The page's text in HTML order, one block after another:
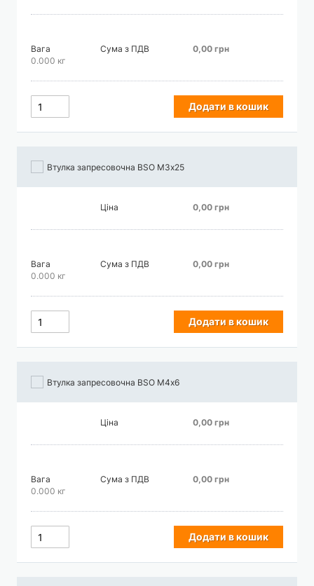
Вага
0.000 кг
Сума з ПДВ 0,00 грн
Додати в кошик
Втулка запресовочна BSO М3х25
Ціна 0,00 грн
Вага
0.000 кг
Сума з ПДВ 0,00 грн
Додати в кошик
Втулка запресовочна BSO М4х6
Ціна 0,00 грн
Вага
0.000 кг
Сума з ПДВ 0,00 грн
Додати в кошик